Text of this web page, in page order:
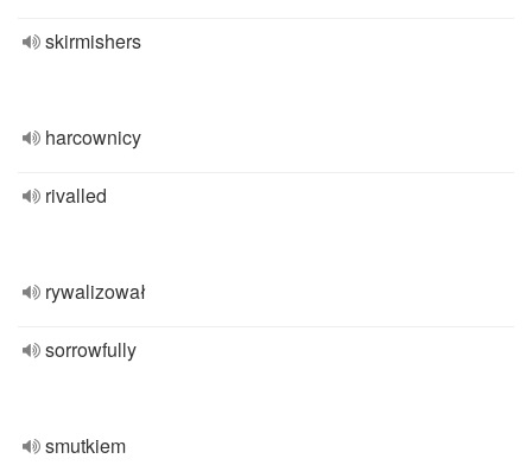
skirmishers
harcownicy
rivalled
rywalizował
sorrowfully
smutkiem